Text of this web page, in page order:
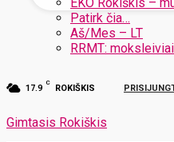
Patirk čia…
Aš/Mes – LT
RRMT:
17.9
C
ROKIŠKIS
Gimtasis Rokiškis